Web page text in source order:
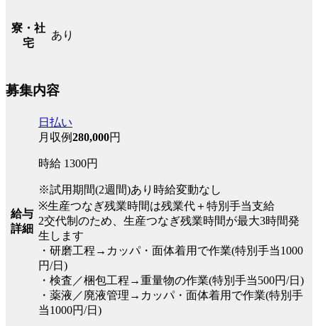
寮・社
宅
あり
募集内容
給与
詳細
日払い
月収例280,000円
時給 1300円
※試用期間(2週間)あり時給変動なし
※生産つなぎ残業時間は残業代＋特別手当支給
2交代制のため、生産つなぎ残業時間が最大3時間発
生します
・研磨工程→カッパ・面体着用で作業(特別手当1000
円/日)
・検査／梱包工程→重量物の作業(特別手当500円/日)
・薬液／廃液管理→カッパ・面体着用で作業(特別手
当1000円/日)